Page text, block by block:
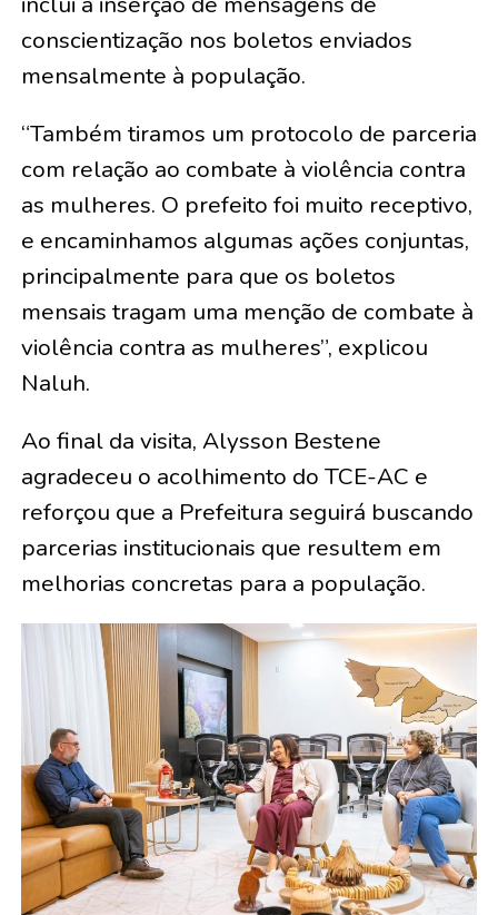
conscientização nos boletos enviados
mensalmente à população.
“Também tiramos um protocolo de parceria
com relação ao combate à violência contra
as mulheres. O prefeito foi muito receptivo,
e encaminhamos algumas ações conjuntas,
principalmente para que os boletos
mensais tragam uma menção de combate à
violência contra as mulheres”, explicou
Naluh.
Ao final da visita, Alysson Bestene
agradeceu o acolhimento do TCE-AC e
reforçou que a Prefeitura seguirá buscando
parcerias institucionais que resultem em
melhorias concretas para a população.